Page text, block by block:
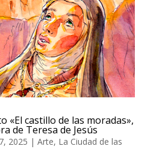
«El castillo de las moradas»,
de Teresa de Jesús
2025 | Arte, La Ciudad de las